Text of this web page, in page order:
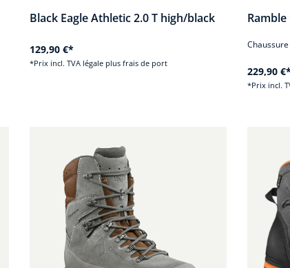
Black Eagle Athletic 2.0 T high/black
129,90 €*
*Prix incl. TVA légale plus frais de port
Ramble
229,90
*Prix incl.